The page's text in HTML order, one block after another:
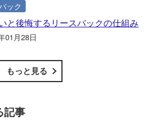
ック
と後悔するリースバックの仕組み
01月28日
もっと見る
記事